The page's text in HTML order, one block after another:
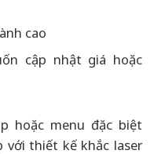
cao
cập nhật giá hoặc
hoặc menu đặc biệt
với thiết kế khắc laser